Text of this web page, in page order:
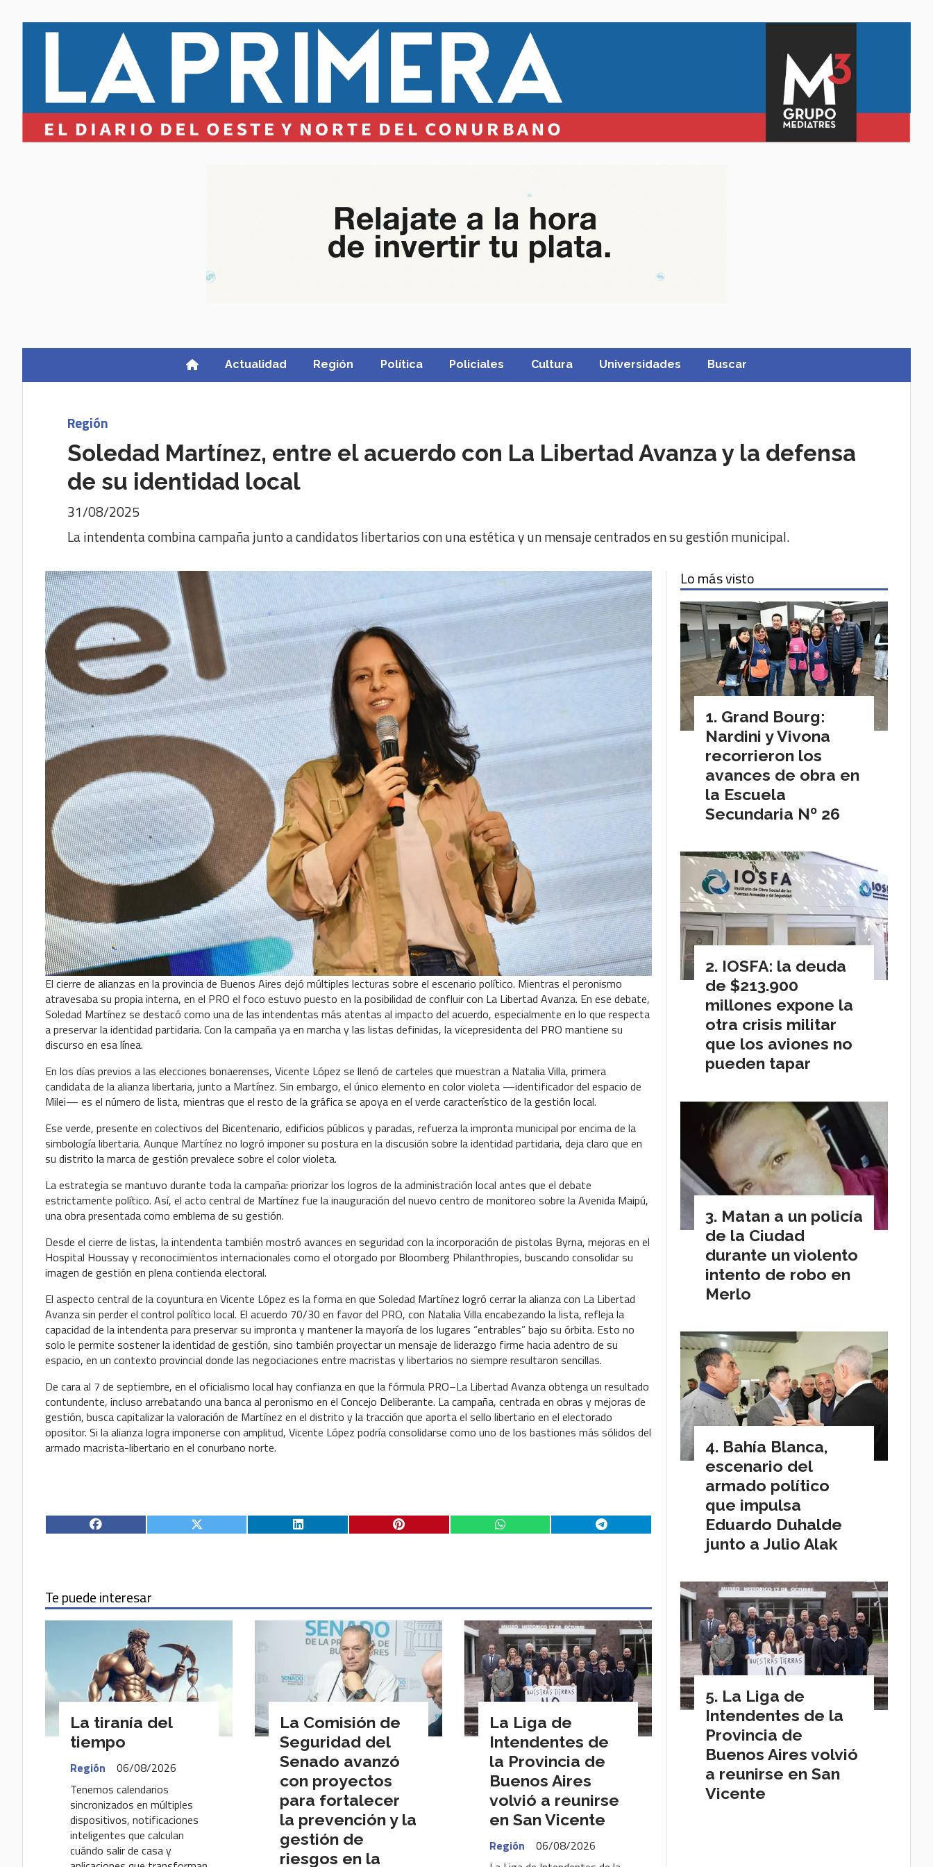
Actualidad Región Política Policiales Cultura Universidades Buscar
Soledad Martínez, entre el acuerdo con La Libertad Avanza y la defensa
de su identidad local
La intendenta combina campaña junto a candidatos libertarios con una estética y un mensaje centrados en su gestión municipal.
Región
31/08/2025
El cierre de alianzas en la provincia de Buenos Aires dejó múltiples lecturas sobre el escenario político. Mientras el peronismo
atravesaba su propia interna, en el PRO el foco estuvo puesto en la posibilidad de confluir con La Libertad Avanza. En ese debate,
Soledad Martínez se destacó como una de las intendentas más atentas al impacto del acuerdo, especialmente en lo que respecta
a preservar la identidad partidaria. Con la campaña ya en marcha y las listas definidas, la vicepresidenta del PRO mantiene su
discurso en esa línea.
En los días previos a las elecciones bonaerenses, Vicente López se llenó de carteles que muestran a Natalia Villa, primera
candidata de la alianza libertaria, junto a Martínez. Sin embargo, el único elemento en color violeta —identificador del espacio de
Milei— es el número de lista, mientras que el resto de la gráfica se apoya en el verde característico de la gestión local.
Ese verde, presente en colectivos del Bicentenario, edificios públicos y paradas, refuerza la impronta municipal por encima de la
simbología libertaria. Aunque Martínez no logró imponer su postura en la discusión sobre la identidad partidaria, deja claro que en
su distrito la marca de gestión prevalece sobre el color violeta.
La estrategia se mantuvo durante toda la campaña: priorizar los logros de la administración local antes que el debate
estrictamente político. Así, el acto central de Martínez fue la inauguración del nuevo centro de monitoreo sobre la Avenida Maipú,
una obra presentada como emblema de su gestión.
Desde el cierre de listas, la intendenta también mostró avances en seguridad con la incorporación de pistolas Byrna, mejoras en el
Hospital Houssay y reconocimientos internacionales como el otorgado por Bloomberg Philanthropies, buscando consolidar su
imagen de gestión en plena contienda electoral.
El aspecto central de la coyuntura en Vicente López es la forma en que Soledad Martínez logró cerrar la alianza con La Libertad
Avanza sin perder el control político local. El acuerdo 70/30 en favor del PRO, con Natalia Villa encabezando la lista, refleja la
capacidad de la intendenta para preservar su impronta y mantener la mayoría de los lugares “entrables” bajo su órbita. Esto no
solo le permite sostener la identidad de gestión, sino también proyectar un mensaje de liderazgo firme hacia adentro de su
espacio, en un contexto provincial donde las negociaciones entre macristas y libertarios no siempre resultaron sencillas.
De cara al 7 de septiembre, en el oficialismo local hay confianza en que la fórmula PRO–La Libertad Avanza obtenga un resultado
contundente, incluso arrebatando una banca al peronismo en el Concejo Deliberante. La campaña, centrada en obras y mejoras de
gestión, busca capitalizar la valoración de Martínez en el distrito y la tracción que aporta el sello libertario en el electorado
opositor. Si la alianza logra imponerse con amplitud, Vicente López podría consolidarse como uno de los bastiones más sólidos del
armado macrista-libertario en el conurbano norte.
Te puede interesar
La tiranía del
tiempo
Región
06/08/2026
Tenemos calendarios
sincronizados en múltiples
dispositivos, notificaciones
inteligentes que calculan
cuándo salir de casa y
La Comisión de
Seguridad del
Senado avanzó
con proyectos
para fortalecer
la prevención y la
gestión de
riesgos en la
La Liga de
Intendentes de
la Provincia de
Buenos Aires
volvió a reunirse
en San Vicente
Región
06/08/2026
Lo más visto
Grand Bourg:
Nardini y Vivona
recorrieron los
avances de obra en
la Escuela
Secundaria Nº 26
IOSFA: la deuda
de $213.900
millones expone la
otra crisis militar
que los aviones no
pueden tapar
Matan a un policía
de la Ciudad
durante un violento
intento de robo en
Merlo
Bahía Blanca,
escenario del
armado político
que impulsa
Eduardo Duhalde
junto a Julio Alak
La Liga de
Intendentes de la
Provincia de
Buenos Aires volvió
a reunirse en San
Vicente